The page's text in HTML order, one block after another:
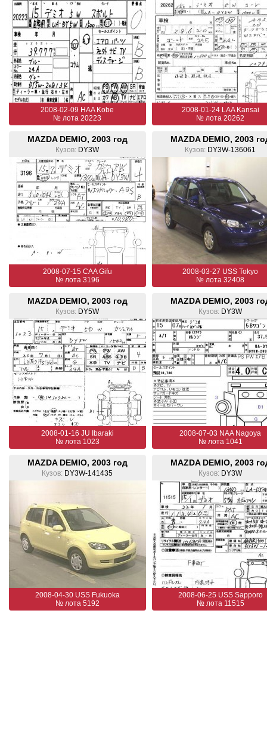
2008-02-09 HAA Kobe
№ лота 20223
2008-01-24 LAA Kansai
№ лота 20262
MAZDA DEMIO, 2003 год
Кузов: DY3W
2008-07-15 CAA Gifu
№ лота 3196
MAZDA DEMIO, 2003
Кузов: DY3W-136061
2008-03-27 USS Tokyo
№ лота 32408
MAZDA DEMIO, 2003 год
Кузов: DY5W
2008-01-16 JU Ibaraki
№ лота 1023
MAZDA DEMIO, 2003
Кузов: DY3W
2008-07-03 NAA Nagoya
№ лота 1041
MAZDA DEMIO, 2003 год
Кузов: DY3W-141435
2008-04-30 USS Fukuoka
№ лота 5192
MAZDA DEMIO, 2003
Кузов: DY3W
2008-06-25 USS Sapporo
№ лота 11515